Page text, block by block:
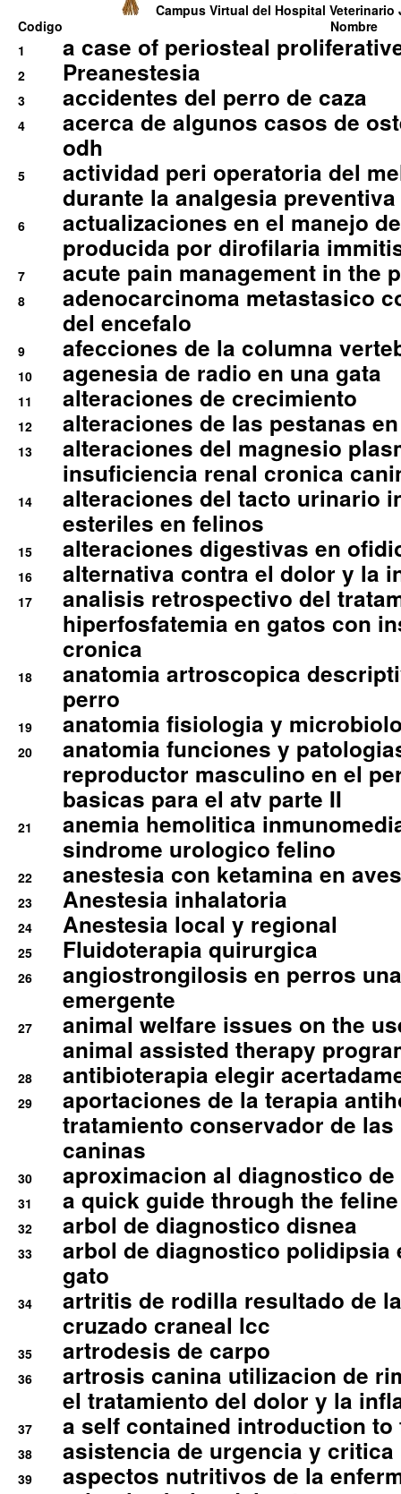
Campus Virtual del Hospital Veterinario
Codigo
Nombre
1
a case of periosteal
2 Preanestesia
3 accidentes del perro de caza
4
acerca de algunos casos de
odh
5
actividad peri operatoria del
durante la analgesia
6
actualizaciones en el manejo
producida por dirofilaria
7 acute pain management in the
8
adenocarcinoma metastasico
del encefalo
9 afecciones de la columna
10 agenesia de radio en una gata
11 alteraciones de crecimiento
12 alteraciones de las pestanas
13
alteraciones del magnesio
insuficiencia renal cronica
14
alteraciones del tacto urinario
esteriles en felinos
15 alteraciones digestivas en
16 alternativa contra el dolor y la
17
analisis retrospectivo del
hiperfosfatemia en gatos con
cronica
18
anatomia artroscopica
perro
19 anatomia fisiologia y
20
anatomia funciones y
reproductor masculino en el
basicas para el atv parte II
21
anemia hemolitica
sindrome urologico felino
22 anestesia con ketamina en
23 Anestesia inhalatoria
24 Anestesia local y regional
25 Fluidoterapia quirurgica
26
angiostrongilosis en perros
emergente
27
animal welfare issues on the
animal assisted therapy
28 antibioterapia elegir
29
aportaciones de la terapia
tratamiento conservador de
caninas
30 aproximacion al diagnostico
31 a quick guide through the
32 arbol de diagnostico disnea
33
arbol de diagnostico polidipsia
gato
34
artritis de rodilla resultado de
cruzado craneal lcc
35 artrodesis de carpo
36
artrosis canina utilizacion de
el tratamiento del dolor y la
37 a self contained introduction
38 asistencia de urgencia y
39
aspectos nutritivos de la